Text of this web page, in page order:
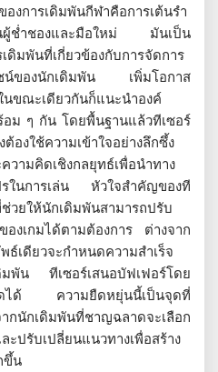
งการเดิมพันกีฬาคือการเต้นรำ
นผู้ช่ำชองและมือใหม่ มันเป็น
ดิมพันที่เกี่ยวข้องกับการจัดการ
ชน์ของนักเดิมพัน เพิ่มโอกาส
นขณะเดียวกันก็แนะนำองค์
อม ๆ กัน โดยพื้นฐานแล้วทีเซอร์
งใช้ความเข้าใจอย่างลึกซึ้ง
ามคิดเชิงกลยุทธ์เพื่อนำทาง
รในการเล่น หัวใจสำคัญของที
วยให้นักเดิมพันสามารถปรับ
องเกมได้ตามต้องการ ต่างจาก
เดียวจะกำหนดความสำเร็จ
มพัน ทีเซอร์เสนอบัฟเฟอร์โดย
ดได้ ความยืดหยุ่นนี้เป็นจุดที่
กนักเดิมพันที่ชาญฉลาดจะเลือก
ะปรับเปลี่ยนแนวทางเพื่อสร้าง
ขึ้น